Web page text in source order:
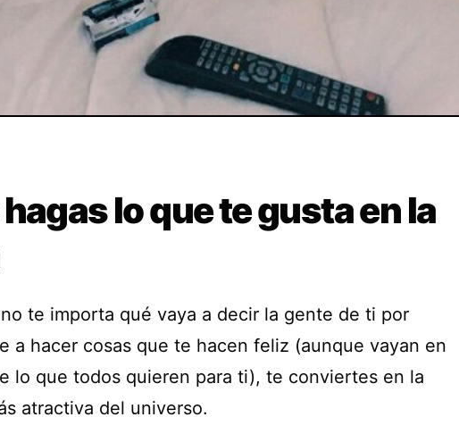
lo que te gusta en la
te importa qué vaya a decir la gente de ti por
a hacer cosas que te hacen feliz (aunque vayan en
lo que todos quieren para ti), te conviertes en la
atractiva del universo.